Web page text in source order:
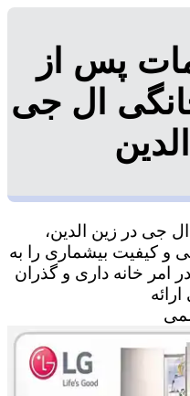
پس از
ال جی
جی در زین الدین،
و کیفیت بیشماری را به
امر خانه داری و گذران